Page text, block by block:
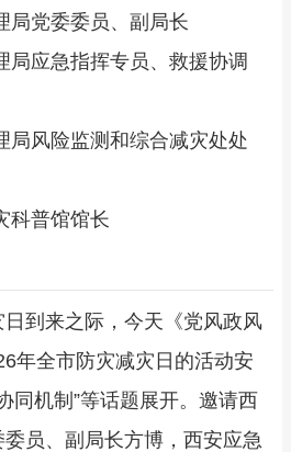
局党委委员、副局长
局应急指挥专员、救援协调
局风险监测和综合减灾处处
科普馆馆长
到来之际，今天《党风政风
年全市防灾减灾日的活动安
同机制”等话题展开。邀请西
员、副局长方博，西安应急